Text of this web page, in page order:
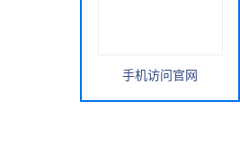
手机访问官网